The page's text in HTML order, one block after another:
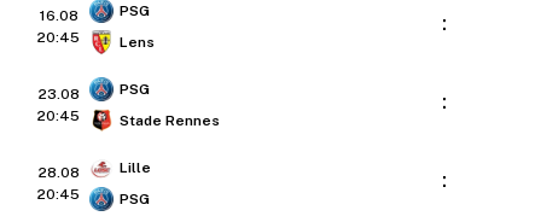
16.08
20:45
PSG
Lens
:
23.08
20:45
PSG
Stade Rennes
:
28.08
20:45
Lille
PSG
: